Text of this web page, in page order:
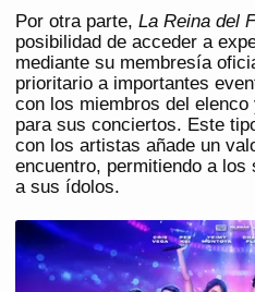
Por otra parte, La Reina del
posibilidad de acceder a
mediante su membresía
prioritario a importantes
con los miembros del
para sus conciertos. Este
con los artistas añade un
encuentro, permitiendo a
a sus ídolos.